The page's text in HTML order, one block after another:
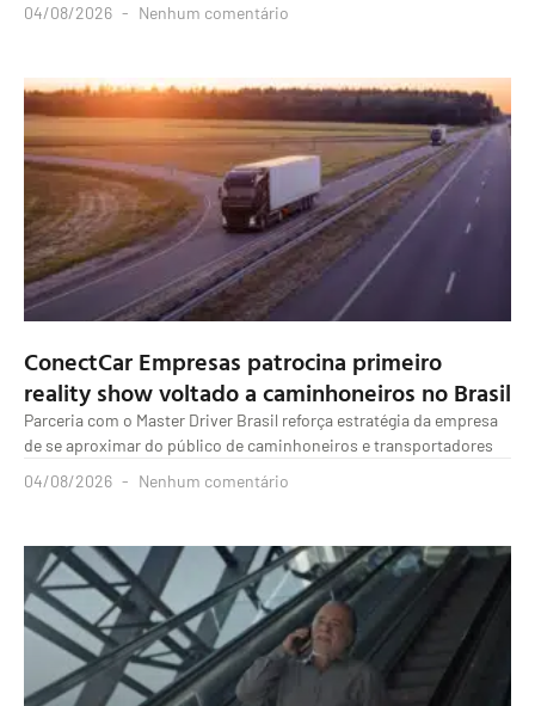
04/08/2026
Nenhum comentário
ConectCar Empresas patrocina primeiro
reality show voltado a caminhoneiros no Brasil
Parceria com o Master Driver Brasil reforça estratégia da empresa
de se aproximar do público de caminhoneiros e transportadores
04/08/2026
Nenhum comentário